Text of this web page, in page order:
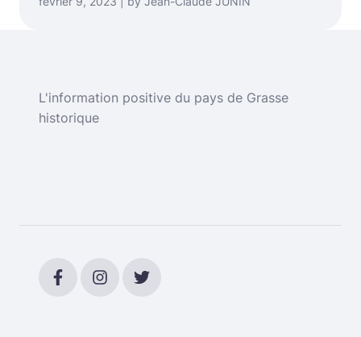
L'information positive du pays de Grasse
historique